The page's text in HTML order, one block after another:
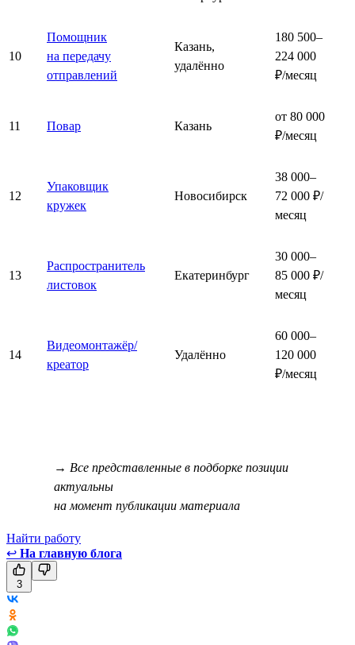
10
Помощник
на передачу
отправлений
Казань,
удалённо
180 500–
224 000
₽/месяц
11 Повар Казань
от 80 000
₽/месяц
12
Упаковщик
кружек
Новосибирск
38 000–
72 000 ₽/
месяц
13
Распространитель
листовок
Екатеринбург
30 000–
85 000 ₽/
месяц
14
Видеомонтажёр/
креатор
Удалённо
60 000–
120 000
₽/месяц
→ Все представленные в подборке позиции
актуальны
на момент публикации материала
Найти работу
↩ На главную блога
3